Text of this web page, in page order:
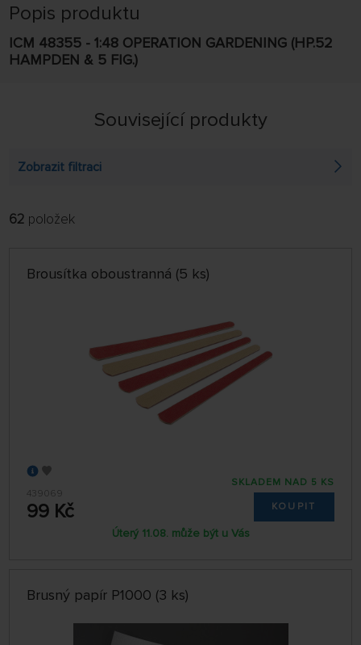
Popis produktu
ICM 48355 - 1:48 OPERATION GARDENING (HP.52
HAMPDEN & 5 FIG.)
Související produkty
Zobrazit filtraci
FILTROVAT:
64 NA STRÁNCE
62 položek
Brousítka oboustranná (5 ks)
439069
99 Kč
SKLADEM NAD 5 KS
KOUPIT
Úterý 11.08. může být u Vás
Brusný papír P1000 (3 ks)